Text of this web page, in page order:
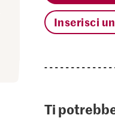
Inserisci
Ti